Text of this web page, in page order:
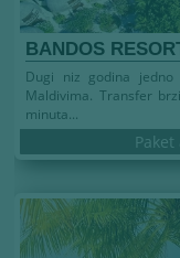
BANDOS
Dugi niz godina
Maldivima. Transfer
minuta...